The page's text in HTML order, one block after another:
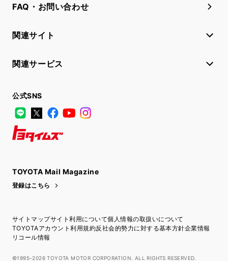
FAQ・お問い合わせ
関連サイト
関連サービス
公式SNS
LINE
X FacebookYouTube
TOYOTA Mail Magazine
登録はこちら
サイトマップサイト利用について個人情報の取扱いについて
TOYOTAアカウント利用規約反社会的勢力に対する基本方針企業情報
リコール情報
©1995-2026 TOYOTA MOTOR CORPORATION. ALL RIGHTS RESERVED.